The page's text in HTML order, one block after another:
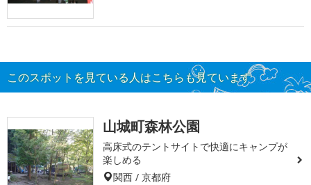
このスポットを見ている人はこちらも見ています
山城町森林公園
高床式のテントサイトで快適にキャンプが
楽しめる
関西 / 京都府